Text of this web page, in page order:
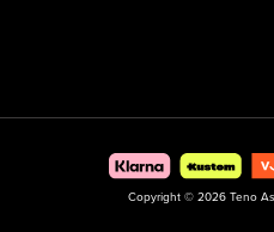
Copyright © 2026 Teno